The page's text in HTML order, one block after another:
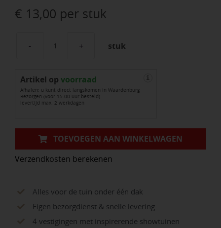
€ 13,00 per stuk
Lens
aantal
stuk
Artikel op voorraad
Afhalen: u kunt direct langskomen in Waardenburg
Bezorgen (voor 15:00 uur besteld):
levertijd max. 2 werkdagen
i
TOEVOEGEN AAN WINKELWAGEN
Verzendkosten berekenen
Alles voor de tuin onder één dak
Eigen bezorgdienst & snelle levering
4 vestigingen met inspirerende showtuinen